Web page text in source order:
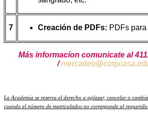
7 Creación de PDFs: PDFs
Más informacíon comunicate al
/
La Academia se reserva el derecho a aplazar, cancelar o
cuando el número de matriculados no corresponde al requerido.